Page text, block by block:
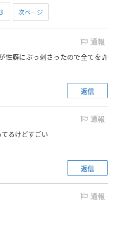
次ページ
通報
性癖にぶっ刺さったので全てを許
返信
通報
るけどすごい
返信
通報